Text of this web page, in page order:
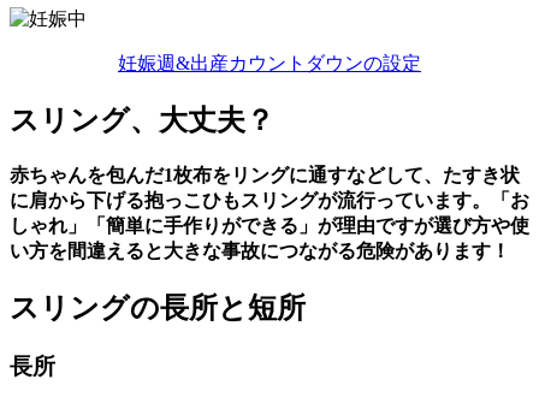
妊娠週&出産カウントダウンの設定
スリング、大丈夫？
赤ちゃんを包んだ1枚布をリングに通すなどして、たすき状
に肩から下げる抱っこひも スリングが流行っています。「お
しゃれ」「簡単に手作りができる」が理由ですが選び方や使
い方を間違えると大きな事故につながる危険があります！
スリングの長所と短所
長所